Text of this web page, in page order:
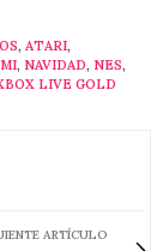
, ATARI,
, NAVIDAD, NES,
LIVE GOLD
ARTÍCULO